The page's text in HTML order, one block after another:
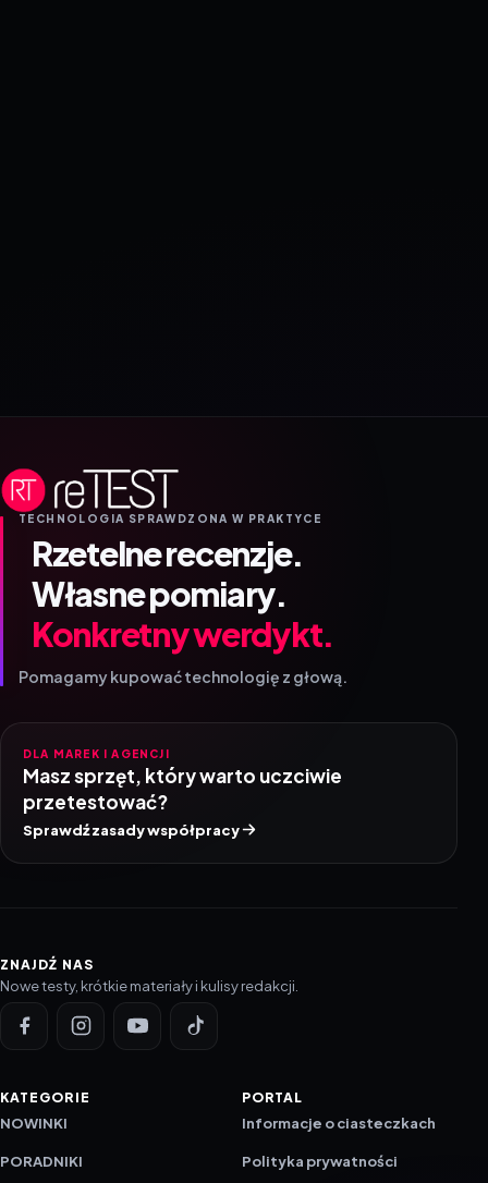
TECHNOLOGIA SPRAWDZONA W PRAKTYCE
Rzetelne recenzje.
Własne pomiary.
Konkretny werdykt.
Pomagamy kupować technologię z głową.
DLA MAREK I AGENCJI
Masz sprzęt, który warto uczciwie
przetestować?
Sprawdź zasady współpracy
ZNAJDŹ NAS
Nowe testy, krótkie materiały i kulisy redakcji.
KATEGORIE
NOWINKI
PORADNIKI
PORTAL
Informacje o ciasteczkach
Polityka prywatności